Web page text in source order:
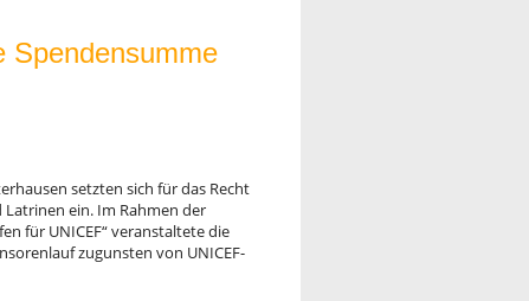
Spendensumme
setzten sich für das Recht
ein. Im Rahmen der
für UNICEF“ veranstaltete die
zugunsten von UNICEF-